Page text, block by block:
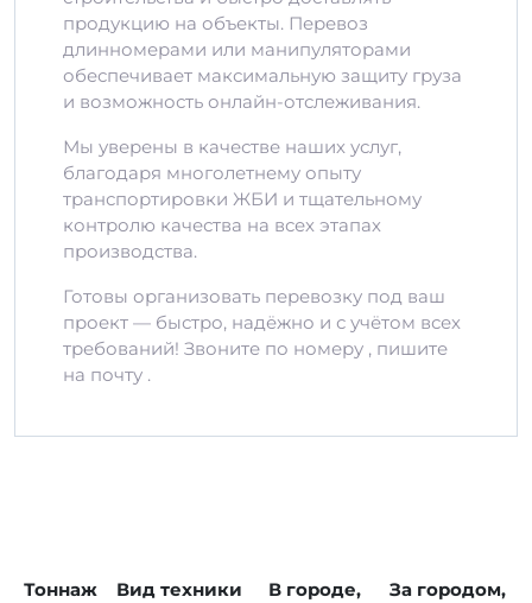
продукцию на объекты. Перевоз
длинномерами или манипуляторами
обеспечивает максимальную защиту груза
и возможность онлайн-отслеживания.
Мы уверены в качестве наших услуг,
благодаря многолетнему опыту
транспортировки ЖБИ и тщательному
контролю качества на всех этапах
производства.
Готовы организовать перевозку под ваш
проект — быстро, надёжно и с учётом всех
требований! Звоните по номеру , пишите
на почту .
Тоннаж Вид техники
В городе,
За городом,